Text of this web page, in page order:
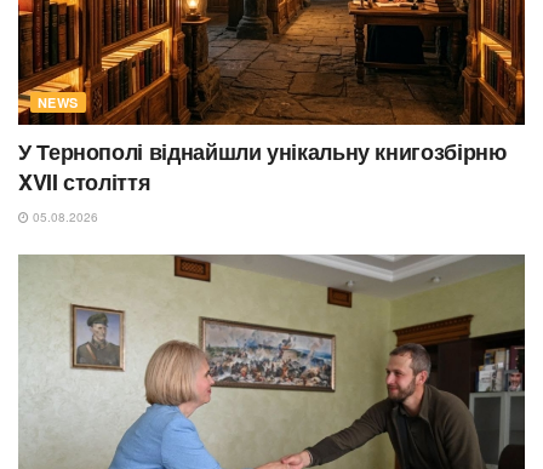
NEWS
У Тернополі віднайшли унікальну книгозбірню
XVII століття
05.08.2026